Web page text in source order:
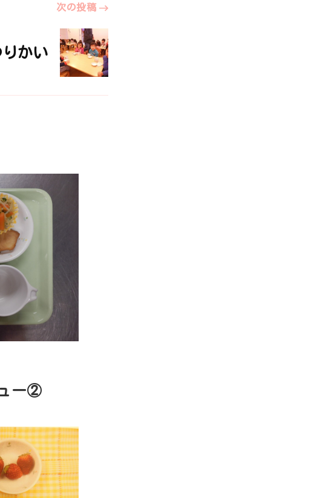
次の投稿
かい
ー②